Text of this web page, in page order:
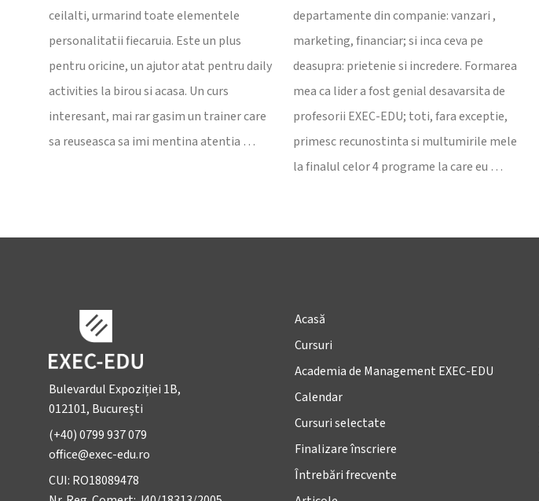
ceilalti, urmarind toate elementele
personalitatii fiecaruia. Este un plus
pentru oricine, un ajutor atat pentru daily
activities la birou si acasa. Un curs
interesant, mai rar gasim un trainer care
sa reuseasca sa imi mentina atentia …
departamente din companie: vanzari ,
marketing, financiar; si inca ceva pe
deasupra: prietenie si incredere. Formarea
mea ca lider a fost genial desavarsita de
profesorii EXEC-EDU; toti, fara exceptie,
primesc recunostinta si multumirile mele
la finalul celor 4 programe la care eu …
Bulevardul Expoziției 1B,
012101, București
(+40) 0799 937 079
office@exec-edu.ro
CUI: RO18089478
Acasă
Cursuri
Academia de Management EXEC-EDU
Calendar
Cursuri selectate
Finalizare înscriere
Întrebări frecvente